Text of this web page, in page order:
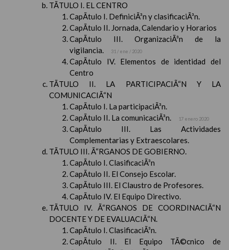
TÃTULO I. EL CENTRO
CapÃ­tulo I. DefiniciÃ³n y clasificaciÃ³n.
CapÃ­tulo II. Jornada, Calendario y Horarios
CapÃ­tulo III. OrganizaciÃ³n de la
vigilancia.
31 / ene / 2020
CapÃ­tulo IV. Elementos de identidad del
Centro
TÃTULO II. LA PARTICIPACIÃ“N Y LA
COMUNICACIÃ“N
CapÃ­tulo I. La participaciÃ³n.
CapÃ­tulo II. La comunicaciÃ³n.
17 enero 2020
CapÃ­tulo III. Las Actividades
Complementarias y Extraescolares.
TÃTULO III. Ã“RGANOS DE GOBIERNO.
CapÃ­tulo I. ClasificaciÃ³n
CapÃ­tulo II. El Consejo Escolar.
CapÃ­tulo III. El Claustro de Profesores.
CapÃ­tulo IV. El Equipo Directivo.
TÃTULO IV. Ã“RGANOS DE COORDINACIÃ“N
DOCENTE Y DE EVALUACIÃ“N.
CapÃ­tulo I. ClasificaciÃ³n.
CapÃ­tulo II. El Equipo TÃ©cnico de